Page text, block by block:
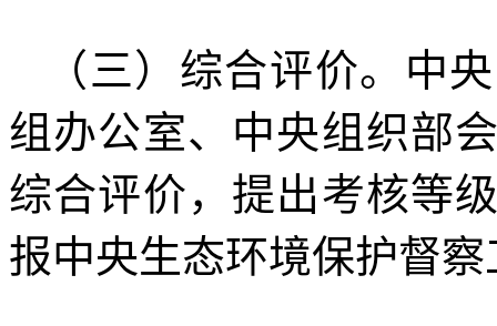
（三）综合评价。中
组办公室、中央组织部
综合评价，提出考核等
报中央生态环境保护督